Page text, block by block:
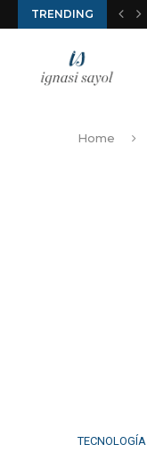
TRENDING
Home
TECNOLOGÍA